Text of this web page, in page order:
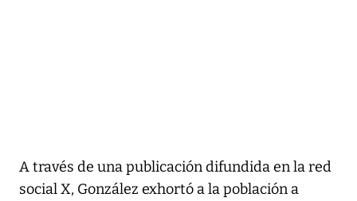
A través de una publicación difundida en la red
social X, González exhortó a la población a